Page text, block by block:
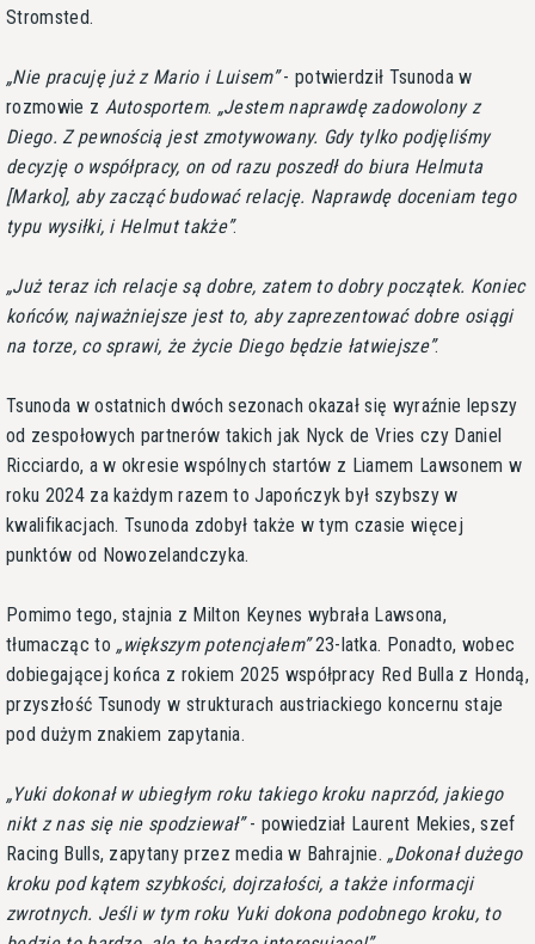
Stromsted.
Nie pracuję już z Mario i Luisem - potwierdził Tsunoda w
rozmowie z Autosportem.
Jestem naprawdę zadowolony z
Diego. Z pewnością jest zmotywowany. Gdy tylko podjęliśmy
decyzję o współpracy, on od razu poszedł do biura Helmuta
[Marko], aby zacząć budować relację. Naprawdę doceniam tego
typu wysiłki, i Helmut także .
Już teraz ich relacje są dobre, zatem to dobry początek. Koniec
końców, najważniejsze jest to, aby zaprezentować dobre osiągi
na torze, co sprawi, że życie Diego będzie łatwiejsze .
Tsunoda w ostatnich dwóch sezonach okazał się wyraźnie lepszy
od zespołowych partnerów takich jak Nyck de Vries czy Daniel
Ricciardo, a w okresie wspólnych startów z Liamem Lawsonem w
roku 2024 za każdym razem to Japończyk był szybszy w
kwalifikacjach. Tsunoda zdobył także w tym czasie więcej
punktów od Nowozelandczyka.
Pomimo tego, stajnia z Milton Keynes wybrała Lawsona,
tłumacząc to
większym potencjałem 23-latka. Ponadto, wobec
dobiegającej końca z rokiem 2025 współpracy Red Bulla z Hondą,
przyszłość Tsunody w strukturach austriackiego koncernu staje
pod dużym znakiem zapytania.
Yuki dokonał w ubiegłym roku takiego kroku naprzód, jakiego
nikt z nas się nie spodziewał - powiedział Laurent Mekies, szef
Racing Bulls, zapytany przez media w Bahrajnie.
Dokonał dużego
kroku pod kątem szybkości, dojrzałości, a także informacji
zwrotnych. Jeśli w tym roku Yuki dokona podobnego kroku, to